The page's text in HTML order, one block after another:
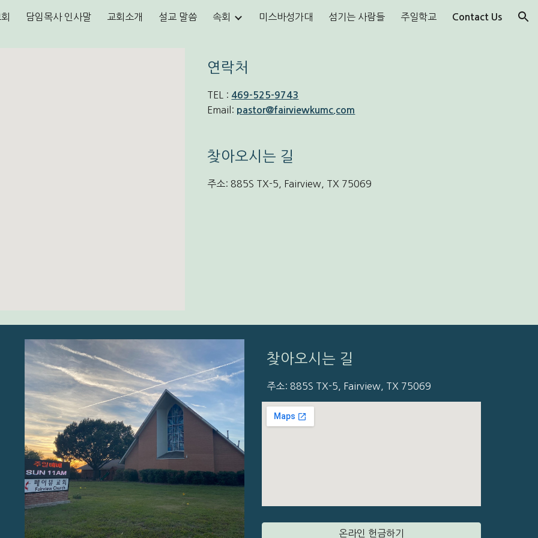
to main content Skip to navigation
담임목사 인사말 교회소개 설교 말씀 속회 미스바성가대 섬기는 사람들 주일학교 Contact Us
연락처
TEL : 469-525-9743
Email: pastor@fairviewkumc.com
찾아오시는 길
주소: 885S TX-5, Fairview, TX 75069
찾아오시는 길
주소: 885S TX-5, Fairview, TX 75069
온라인 헌금하기